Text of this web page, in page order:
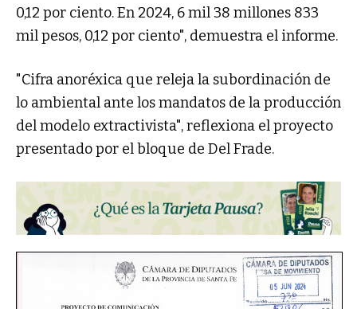
0,12 por ciento. En 2024, 6 mil 38 millones 833
mil pesos, 0,12 por ciento", demuestra el informe.
"Cifra anoréxica que releja la subordinación de
lo ambiental ante los mandatos de la producción
del modelo extractivista", reflexiona el proyecto
presentado por el bloque de Del Frade.